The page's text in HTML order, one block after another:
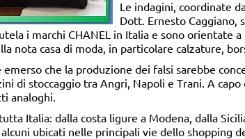
Le indagini, coordinate
Dott. Ernesto Caggiano,
i marchi CHANEL in Italia e sono orientate
nota casa di moda, in particolare calzature,
che la produzione dei falsi sarebbe
di stoccaggio tra Angri, Napoli e Trani. A
analoghi.
Italia: dalla costa ligure a Modena, dalla
ubicati nelle principali vie dello shopping